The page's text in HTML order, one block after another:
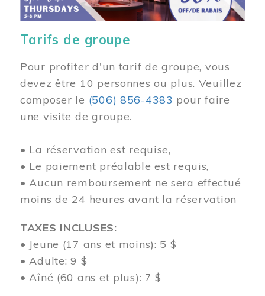
Tarifs de groupe
Pour profiter d'un tarif de groupe, vous
devez être 10 personnes ou plus. Veuillez
composer le (506) 856-4383 pour faire
une visite de groupe.
• La réservation est requise,
• Le paiement préalable est requis,
• Aucun remboursement ne sera effectué
moins de 24 heures avant la réservation
TAXES INCLUSES:
• Jeune (17 ans et moins): 5 $
• Adulte: 9 $
• Aîné (60 ans et plus): 7 $